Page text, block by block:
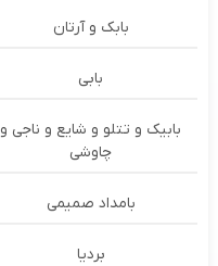
بابک و آرتان
بابی
بابیک و تتلو و شایع و ناجی و
چاوشی
بامداد صمیمی
بردیا